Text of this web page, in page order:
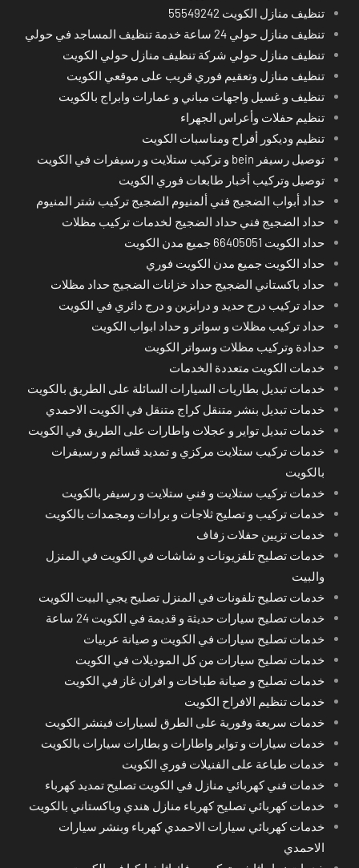
تنظيف منازل الكويت 55549242
تنظيف منازل حولي 24 ساعة خدمة تنظيف المساجد في حولي
تنظيف منازل حولي شركة تنظيف منازل حولي الكويت
تنظيف منازل وتعقيم فوري قريب على موقعي الكويت
تنظيف و غسيل واجهات مباني و عمارات وابراج بالكويت
تنظيم حفلات وأعراس الجهراء
تنظيم وديكور أفراح ومناسبات الكويت
توصيل رسيفر bein و تركيب ستلايت و رسيفرات في الكويت
توصيل وتركيب أخبار طابعات فوري الكويت
حداد أبواب الضجيج فني ألمنيوم الضجيج تركيب شتر المنيوم
حداد الضجيج فني حداد الضجيج لخدمات تركيب مظلات
حداد الكويت 66405051 جميع مدن الكويت
حداد الكويت جميع مدن الكويت فوري
حداد باكستاني الضجيج حداد خزانات الضجيج حداد مظلات
حداد تركيب درج حديد و درابزين و درج دائري في الكويت
حداد تركيب مظلات و سواتر و حداد ابواب الكويت
حدادة وتركيب مظلات وسواتر الكويت
خدمات الكويت متعددة الخدمات
خدمات تبديل بطاريات السيارات السائلة على الطريق بالكويت
خدمات تبديل بنشر متنقل كراج متنقل في الكويت الاحمدي
خدمات تبديل تواير و عجلات واطارات على الطريق في الكويت
خدمات تركيب ستلايت مركزي و تمديد قسائم و رسيفرات
بالكويت
خدمات تركيب ستلايت و فني ستلايت و رسيفر بالكويت
خدمات تركيب و تصليح ثلاجات و برادات ومجمدات بالكويت
خدمات تزيين حفلات زفاف
خدمات تصليح تلفزيونات و شاشات في الكويت في المنزل
والبيت
خدمات تصليح تلفونات في المنزل تصليح يجي البيت الكويت
خدمات تصليح سيارات حديثة و قديمة في الكويت 24 ساعة
خدمات تصليح سيارات في الكويت و صيانة عربيات
خدمات تصليح سيارات من كل الموديلات في الكويت
خدمات تصليح و صيانة طباخات و افران غاز في الكويت
خدمات تنظيم الافراح الكويت
خدمات سريعة وفورية على الطرق لسيارات فينشر الكويت
خدمات سيارات و تواير واطارات و بطارات سيارات بالكويت
خدمات طباعة على الفنيلات فوري الكويت
خدمات فني كهربائي منازل في الكويت تصليح تمديد كهرباء
خدمات كهربائي تصليح كهرباء منازل هندي وباكستاني بالكويت
خدمات كهربائي سيارات الاحمدي كهرباء وبنشر سيارات
الاحمدي